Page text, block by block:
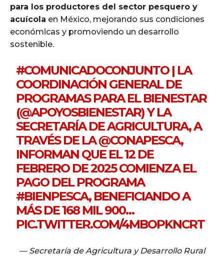
para los productores del sector pesquero y
acuícola en México, mejorando sus condiciones
económicas y promoviendo un desarrollo
sostenible.
#COMUNICADOCONJUNTO| LA
COORDINACIÓN GENERAL DE
PROGRAMAS PARA EL BIENESTAR
(@APOYOSBIENESTAR) Y LA
SECRETARÍA DE AGRICULTURA, A
TRAVÉS DE LA@CONAPESCA,
INFORMAN QUE EL 12 DE
FEBRERO DE 2025 COMIENZA EL
PAGO DEL PROGRAMA
#BIENPESCA, BENEFICIANDO A
MÁS DE 168 MIL 900…
PIC.TWITTER.COM/4MBOPKNCRT
— Secretaría de Agricultura y Desarrollo Rural